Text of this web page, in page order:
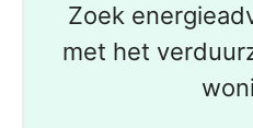
Zoek
met het